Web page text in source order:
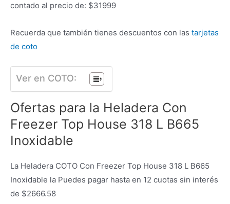
contado al precio de: $31999
Recuerda que también tienes descuentos con las tarjetas
de coto
Ver en COTO:
Ofertas para la Heladera Con
Freezer Top House 318 L B665
Inoxidable
La Heladera COTO Con Freezer Top House 318 L B665
Inoxidable la Puedes pagar hasta en 12 cuotas sin interés
de $2666.58